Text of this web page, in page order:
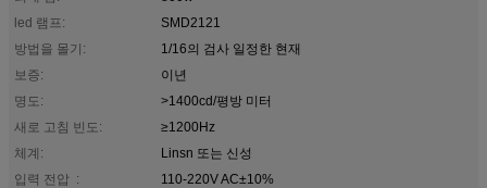
led 램프:
SMD2121
방법을 몰기:
1/16의 검사 일정한 현재
보증:
이년
명도:
>1400cd/평방 미터
새로 고침 빈도:
≥1200Hz
체계:
Linsn 또는 신성
입력 전압 :
110-220V AC±10%